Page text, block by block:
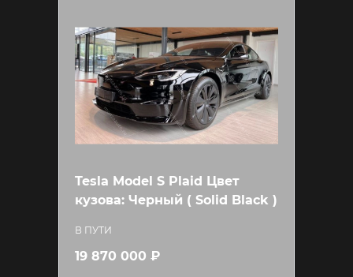
Tesla Model S Plaid Цвет
кузова: Черный ( Solid Black )
В ПУТИ
19 870 000 ₽